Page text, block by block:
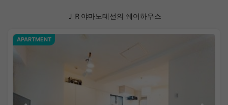
ＪＲ야마노테선의 쉐어하우스
APARTMENT